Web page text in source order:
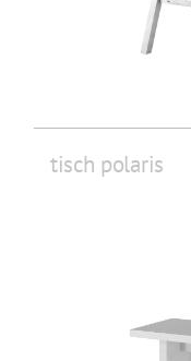
tisch polaris